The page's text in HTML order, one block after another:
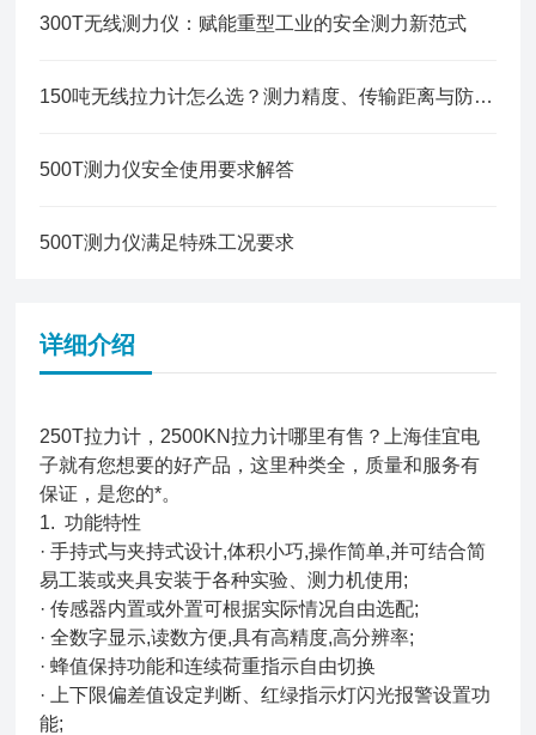
300T无线测力仪：赋能重型工业的安全测力新范式
150吨无线拉力计怎么选？测力精度、传输距离与防护等级的选购避坑指南
500T测力仪安全使用要求解答
500T测力仪满足特殊工况要求
详细介绍
250T拉力计，2500KN拉力计哪里有售？上海佳宜电
子就有您想要的好产品，这里种类全，质量和服务有
保证，是您的*。
1. 功能特性
· 手持式与夹持式设计,体积小巧,操作简单,并可结合简
易工装或夹具安装于各种实验、测力机使用;
· 传感器内置或外置可根据实际情况自由选配;
· 全数字显示,读数方便,具有高精度,高分辨率;
· 蜂值保持功能和连续荷重指示自由切换
· 上下限偏差值设定判断、红绿指示灯闪光报警设置功
能;